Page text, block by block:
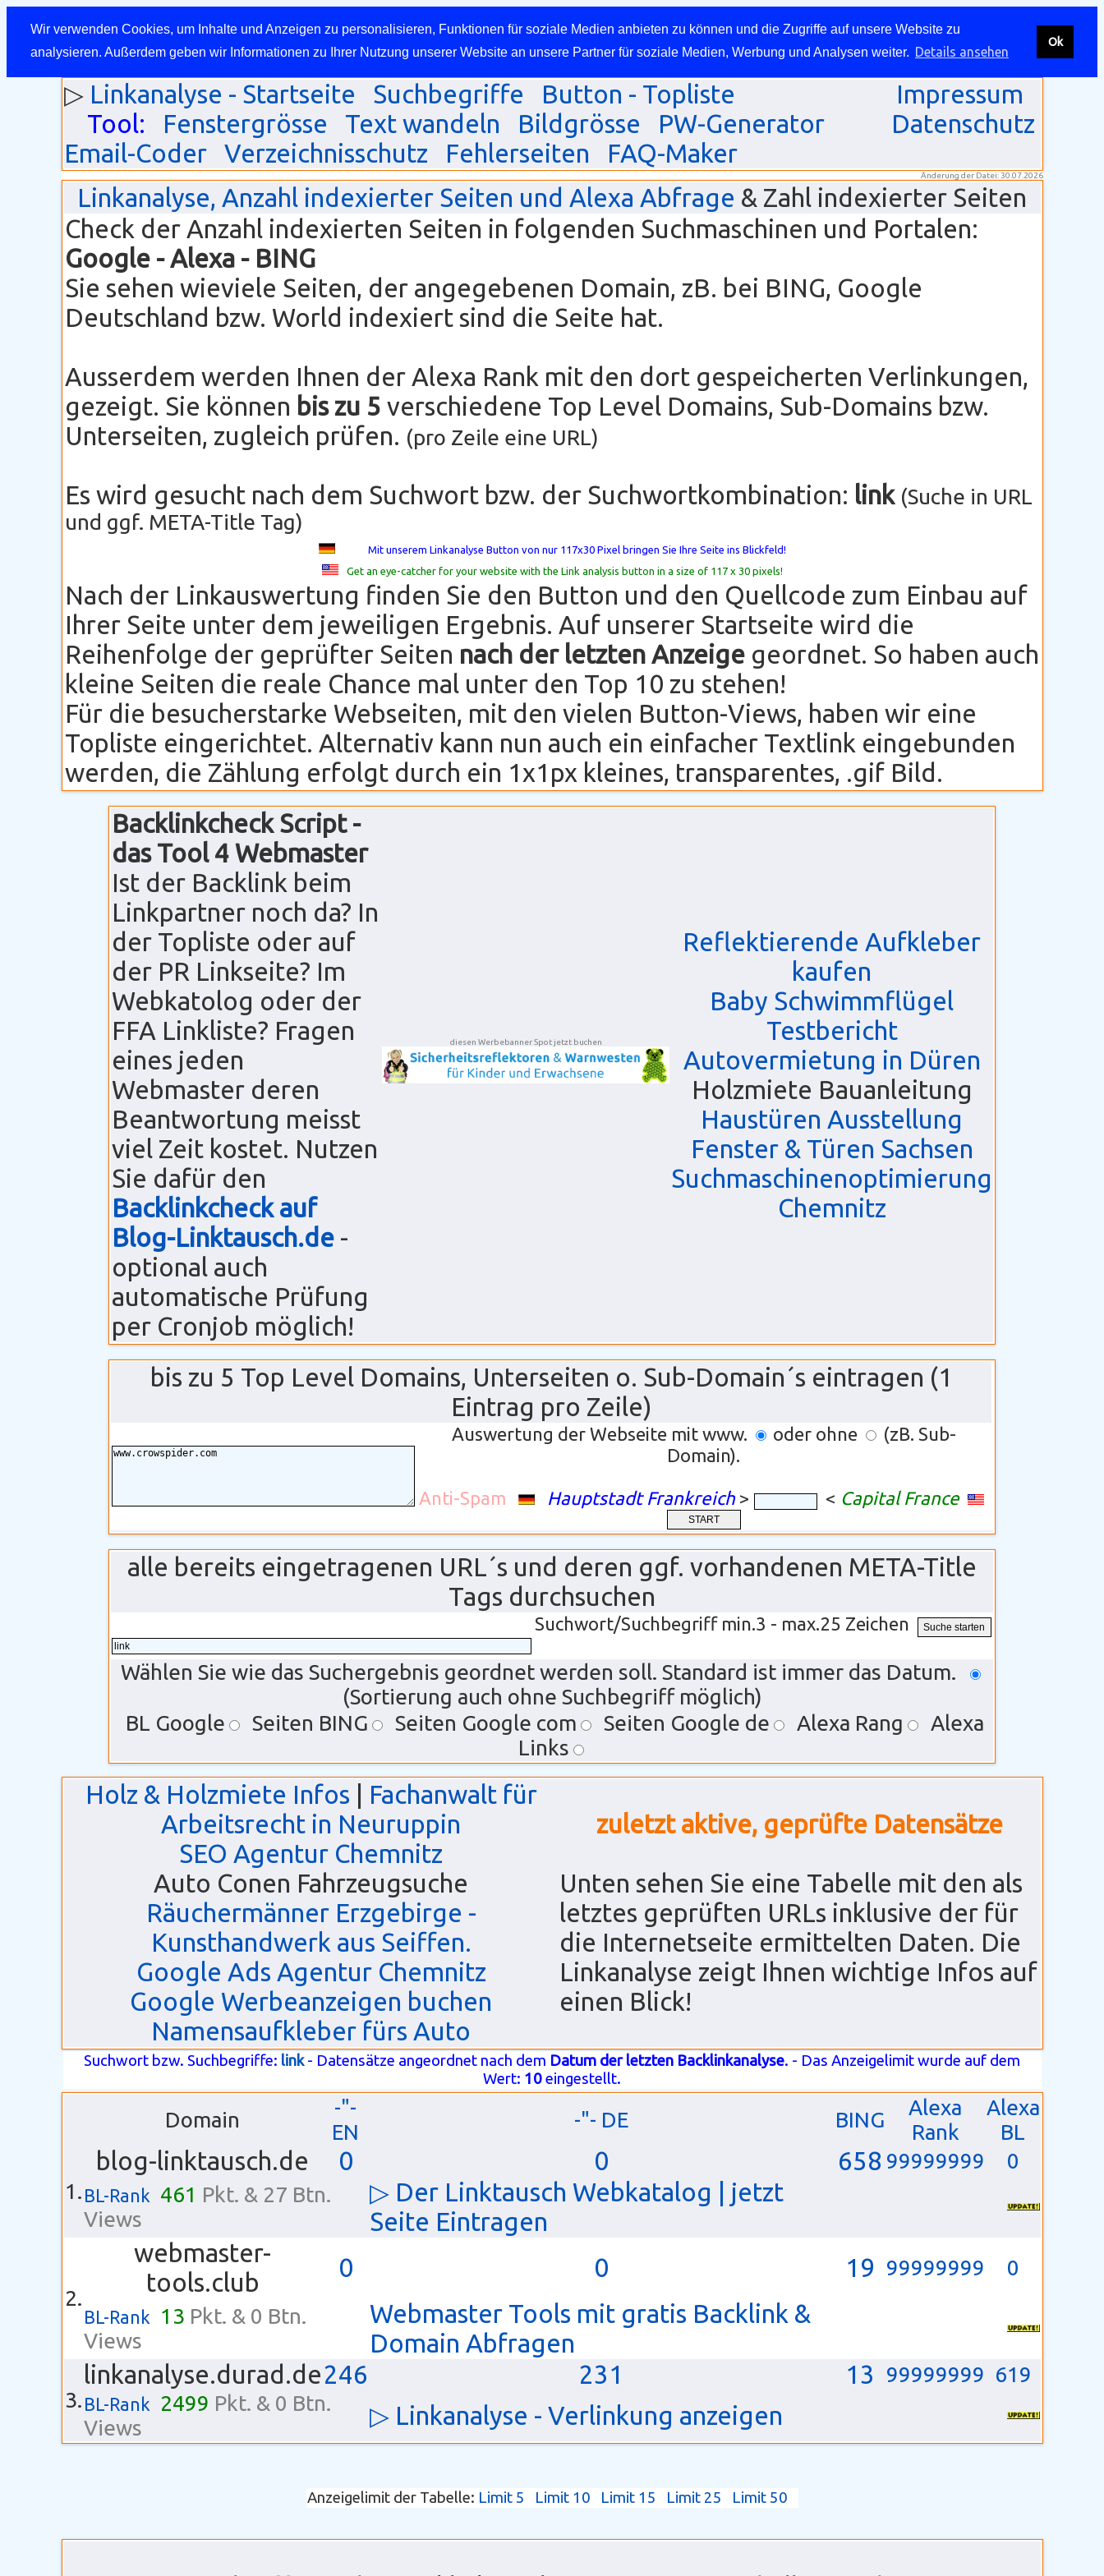
Wir verwenden Cookies, um Inhalte und Anzeigen zu personalisieren, Funktionen für soziale Medien anbieten zu können und die Zugriffe auf unsere Website zu
analysieren. Außerdem geben wir Informationen zu Ihrer Nutzung unserer Website an unsere Partner für soziale Medien, Werbung und Analysen weiter. Details ansehen
Ok
▷ Linkanalyse - Startseite Suchbegriffe
Button - Topliste
Tool:
Fenstergrösse Text wandeln Bildgrösse
PW-Generator
Email-Coder
Verzeichnisschutz Fehlerseiten FAQ-Maker
Impressum
Datenschutz
Änderung der Datei: 30.07.2026
Linkanalyse, Anzahl indexierter Seiten und Alexa Abfrage & Zahl indexierter Seiten
Check der Anzahl indexierten Seiten in folgenden Suchmaschinen und Portalen:
Google - Alexa - BING
Sie sehen wieviele Seiten, der angegebenen Domain, zB. bei BING, Google
Deutschland bzw. World indexiert sind die Seite hat.
Ausserdem werden Ihnen der Alexa Rank mit den dort gespeicherten Verlinkungen,
gezeigt. Sie können bis zu 5 verschiedene Top Level Domains, Sub-Domains bzw.
Unterseiten, zugleich prüfen. (pro Zeile eine URL)
Es wird gesucht nach dem Suchwort bzw. der Suchwortkombination: link (Suche in URL
und ggf. META-Title Tag)
Mit unserem Linkanalyse Button von nur 117x30 Pixel bringen Sie Ihre Seite ins Blickfeld!
Get an eye-catcher for your website with the Link analysis button in a size of 117 x 30 pixels!
Nach der Linkauswertung finden Sie den Button und den Quellcode zum Einbau auf
Ihrer Seite unter dem jeweiligen Ergebnis. Auf unserer Startseite wird die
Reihenfolge der geprüfter Seiten nach der letzten Anzeigegeordnet. So haben auch
kleine Seiten die reale Chance mal unter den Top 10 zu stehen!
Für die besucherstarke Webseiten, mit den vielen Button-Views, haben wir eine
Topliste eingerichtet. Alternativ kann nun auch ein einfacher Textlink eingebunden
werden, die Zählung erfolgt durch ein 1x1px kleines, transparentes, .gif Bild.
Backlinkcheck Script -
das Tool 4 Webmaster
Ist der Backlink beim
Linkpartner noch da? In
der Topliste oder auf
der PR Linkseite? Im
Webkatolog oder der
FFA Linkliste? Fragen
eines jeden
Webmaster deren
Beantwortung meisst
viel Zeit kostet. Nutzen
Sie dafür den
Backlinkcheck auf
Blog-Linktausch.de -
optional auch
automatische Prüfung
per Cronjob möglich!
diesen Werbebanner Spot jetzt buchen
Reflektierende Aufkleber
kaufen
Baby Schwimmflügel
Testbericht
Autovermietung in Düren
Holzmiete Bauanleitung
Haustüren Ausstellung
Fenster & Türen Sachsen
Suchmaschinenoptimierung
Chemnitz
bis zu 5 Top Level Domains, Unterseiten o. Sub-Domain´s eintragen (1
Eintrag pro Zeile)
Auswertung der Webseite mit www. oder ohne
(zB. Sub-
Domain).
Anti-Spam Hauptstadt Frankreich> < Capital France
alle bereits eingetragenen URL´s und deren ggf. vorhandenen META-Title
Tags durchsuchen
Suchwort/Suchbegriff min.3 - max.25 Zeichen
Wählen Sie wie das Suchergebnis geordnet werden soll. Standard ist immer das Datum.
(Sortierung auch ohne Suchbegriff möglich)
BL Google
Seiten BING Seiten Google com Seiten Google de Alexa Rang
Alexa
Links
Holz & Holzmiete Infos
Fachanwalt für
Arbeitsrecht in Neuruppin
SEO Agentur Chemnitz
Auto Conen Fahrzeugsuche
Räuchermänner Erzgebirge -
Kunsthandwerk aus Seiffen.
Google Ads Agentur Chemnitz
Google Werbeanzeigen buchen
Namensaufkleber fürs Auto
zuletzt aktive, geprüfte Datensätze
Unten sehen Sie eine Tabelle mit den als
letztes geprüften URLs inklusive der für
die Internetseite ermittelten Daten. Die
Linkanalyse zeigt Ihnen wichtige Infos auf
einen Blick!
Suchwort bzw. Suchbegriffe: link- Datensätze angeordnet nach dem Datum der letzten Backlinkanalyse. - Das Anzeigelimit wurde auf dem
Wert: 10eingestellt.
Domain
-"-
EN
-"- DE BING
Alexa
Rank
Alexa
BL
1.
blog-linktausch.de 0 0 658 99999999 0
BL-Rank 461 Pkt. & 27 Btn.
Views
▷ Der Linktausch Webkatalog | jetzt
Seite Eintragen
2.
webmaster-
tools.club
0 0 19 99999999 0
BL-Rank 13 Pkt. & 0 Btn.
Views
Webmaster Tools mit gratis Backlink &
Domain Abfragen
3.
linkanalyse.durad.de246 231 13 99999999 619
BL-Rank 2499 Pkt. & 0 Btn.
Views
▷ Linkanalyse - Verlinkung anzeigen
Anzeigelimit der Tabelle: Limit 5 Limit 10 Limit 15 Limit 25 Limit 50